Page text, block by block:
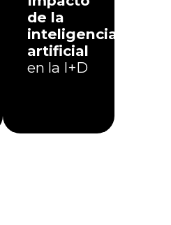
de la
inteligencia
artificial
en la I+D